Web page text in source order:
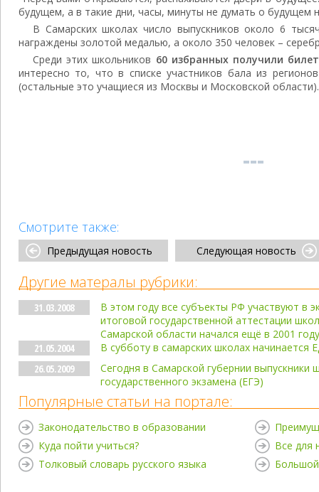
будущем, а в такие дни, часы, минуты не думать о будущем
В Самарских школах число выпускников около 6
награждены золотой медалью, а около 350 человек –
Среди этих школьников 60 избранных получили
интересно то, что в списке участников бала из
(остальные это учащиеся из Москвы и Московской области).
Смотрите также:
Предыдущая новость Следующая новость
Другие матералы рубрики:
31.03.2008
В этом году все субъекты РФ участвуют в
итоговой государственной аттестации
Самарской области начался ещё в 2001 году
21.05.2004
В субботу в самарских школах начинается
26.05.2009
Сегодня в Самарской губернии выпускники
государственного экзамена (ЕГЭ)
Популярные статьи на портале:
Законодательство в образовании
Куда пойти учиться?
Толковый словарь русского языка
Все для
Большой